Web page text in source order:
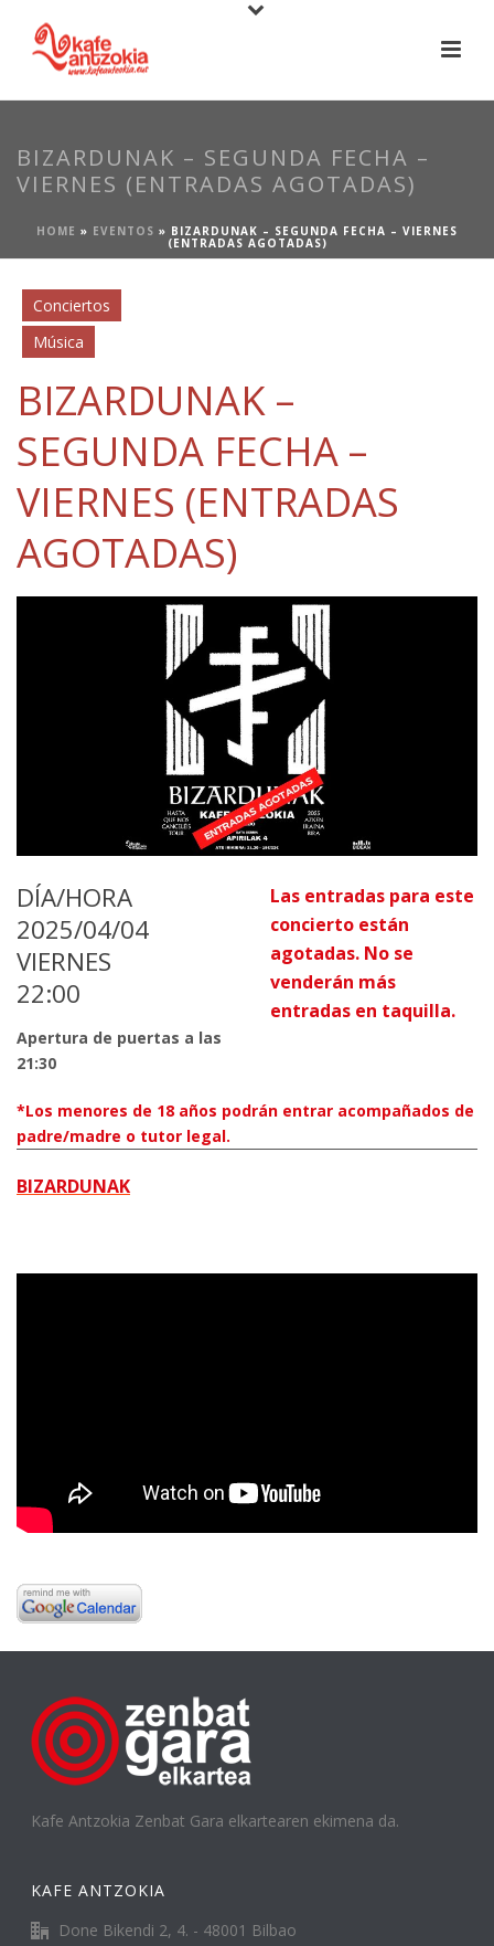
BIZARDUNAK – SEGUNDA FECHA –
VIERNES (ENTRADAS AGOTADAS)
HOME » EVENTOS » BIZARDUNAK – SEGUNDA FECHA – VIERNES
(ENTRADAS AGOTADAS)
Conciertos
Música
BIZARDUNAK –
SEGUNDA FECHA –
VIERNES (ENTRADAS
AGOTADAS)
DÍA/HORA
2025/04/04
VIERNES
22:00
Apertura de puertas a las
21:30
Las entradas para este
concierto están
agotadas. No se
venderán más
entradas en taquilla.
*Los menores de 18 años podrán entrar acompañados de
padre/madre o tutor legal.
BIZARDUNAK
Kafe Antzokia Zenbat Gara elkartearen ekimena da.
KAFE ANTZOKIA
Done Bikendi 2, 4. - 48001 Bilbao